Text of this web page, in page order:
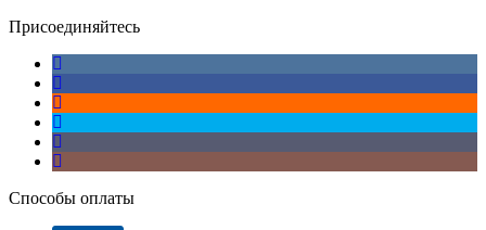
Присоединяйтесь
Способы оплаты